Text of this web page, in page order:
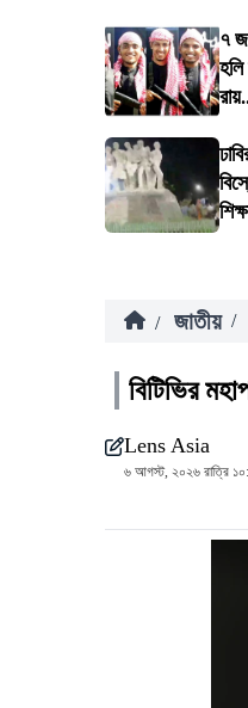
৭
হলি
/ জাতীয় /
বিটিভির
Lens Asia
৬ আগস্ট, ২০২৬ রাত্রি